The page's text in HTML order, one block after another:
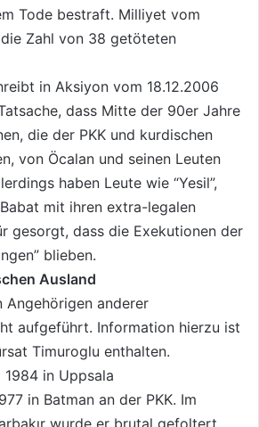
Tode bestraft. Milliyet vom
Zahl von 38 getöteten
in Aksiyon vom 18.12.2006
dass Mitte der 90er Jahre
die der PKK und kurdischen
von Öcalan und seinen Leuten
haben Leute wie “Yesil”,
mit ihren extra-legalen
gesorgt, dass die Exekutionen der
blieben.
Ausland
Angehörigen anderer
aufgeführt. Information hierzu ist
Timuroglu enthalten.
1984 in Uppsala
in Batman an der PKK. Im
wurde er brutal gefoltert,